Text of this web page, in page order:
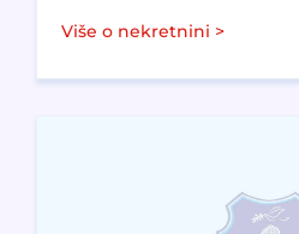
Više o nekretnini >